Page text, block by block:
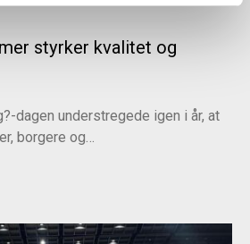
styrker kvalitet og
dagen understregede igen i år, at
borgere og…